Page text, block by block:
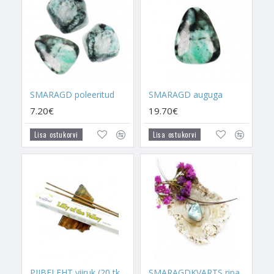
Õppisin sellelt kristallilt ka seda, et see suudab saatust
parandada ning tervendada. Väga huvitava ja väga ainulaadse
energiaväljaga kristall.
Kasuta Smaragdkvartsi, et tervendada endasaatuseteed
Smaragdkvarts aitab kiiremini ära lahendada neid probleeme,
mida sa oled iseendale kaela tõmmanud ja mille oled enda
saatusesse juba ette kirja pannud. See on saatuse parandaja,
mis aitab sul oma
ära puhastada, et saatus saaks olla
täis õnne.
Kasuta Smaragdkvartsi, et oma tulevikku paremaks ja
õnnelikumaks muuta. Smaragdkvarts aitab sul täna langetada
SMARAGD poleeritud
7.20€
Lisa ostukorvi
SMARAGD auguga
19.70€
Lisa ostukorvi